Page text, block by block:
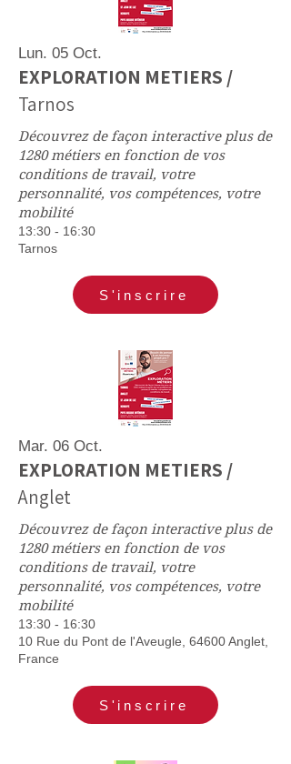
Lun. 05 Oct.
EXPLORATION METIERS /
Tarnos
Découvrez de façon interactive plus de
1280 métiers en fonction de vos
conditions de travail, votre
personnalité, vos compétences, votre
mobilité
13:30 - 16:30
Tarnos
S'inscrire
Mar. 06 Oct.
EXPLORATION METIERS /
Anglet
Découvrez de façon interactive plus de
1280 métiers en fonction de vos
conditions de travail, votre
personnalité, vos compétences, votre
mobilité
13:30 - 16:30
​10 Rue du Pont de l'Aveugle, 64600 Anglet,
France
S'inscrire